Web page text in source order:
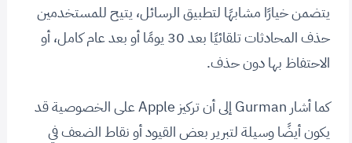
يتضمن خيارًا مشابهًا لتطبيق الرسائل، يتيح للمستخدمين
حذف المحادثات تلقائيًا بعد 30 يومًا أو بعد عام كامل، أو
الاحتفاظ بها دون حذف.
كما أشار Gurman إلى أن تركيز Apple على الخصوصية قد
يكون أيضًا وسيلة لتبرير بعض القيود أو نقاط الضعف في